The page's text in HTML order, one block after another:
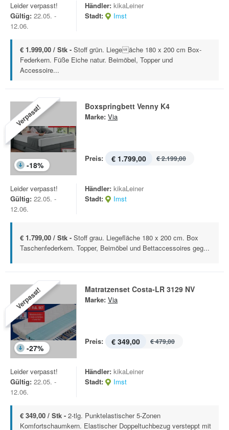
Leider verpasst!
Gültig: 22.05. -
12.06.
Händler: kikaLeiner
Stadt:
Imst
€ 1.999,00 / Stk - Stoff grün. Liegeäche 180 x 200 cm Box-
Federkern. Füße Eiche natur. Beimöbel, Topper und
Accessoire...
Verpasst!
-18%
Boxspringbett Venny K4
Marke: Via
Preis: € 1.799,00 € 2.199,00
Leider verpasst!
Gültig: 22.05. -
12.06.
Händler: kikaLeiner
Stadt:
Imst
€ 1.799,00 / Stk - Stoff grau. Liegefläche 180 x 200 cm. Box
Taschenfederkern. Topper, Beimöbel und Bettaccessoires geg...
Verpasst!
-27%
Matratzenset Costa-LR 3129 NV
Marke: Via
Preis: € 349,00 € 479,00
Leider verpasst!
Gültig: 22.05. -
12.06.
Händler: kikaLeiner
Stadt:
Imst
€ 349,00 / Stk - 2-tlg. Punktelastischer 5-Zonen
Komfortschaumkern. Elastischer Doppeltuchbezug versteppt mit